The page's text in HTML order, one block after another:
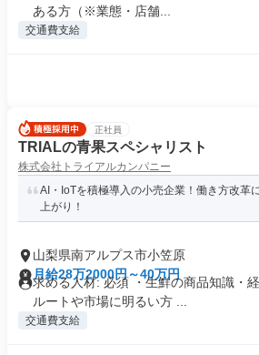
ある方（※業態・店舗...
交通費支給
正社員
TRIALの青果スペシャリスト
株式会社トライアルカンパニー
AI・IoTを積極導入の小売企業！働き方改革
上がり！
山梨県南アルプス市小笠原
月給28万2000円～40万円
求める人材: 必須 ・生鮮の商品知識・
ルートや市場に明るい方 ...
交通費支給